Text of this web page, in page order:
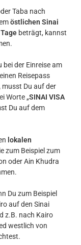
Taba nach
östlichen Sinai
beträgt, kannst
bei der Einreise am
Reisepass
musst Du auf der
Worte „SINAI VISA
Du auf dem
lokalen
zum Beispiel zum
oder Ain Khudra
Du zum Beispiel
auf den Sinai
z.B. nach Kairo
westlich von